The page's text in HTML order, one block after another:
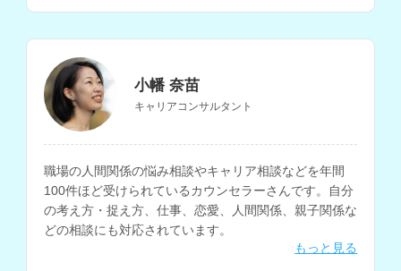
小幡 奈苗
キャリアコンサルタント
職場の人間関係の悩み相談やキャリア相談などを年間
100件ほど受けられているカウンセラーさんです。自分
の考え方・捉え方、仕事、恋愛、人間関係、親子関係な
どの相談にも対応されています。
もっと見る